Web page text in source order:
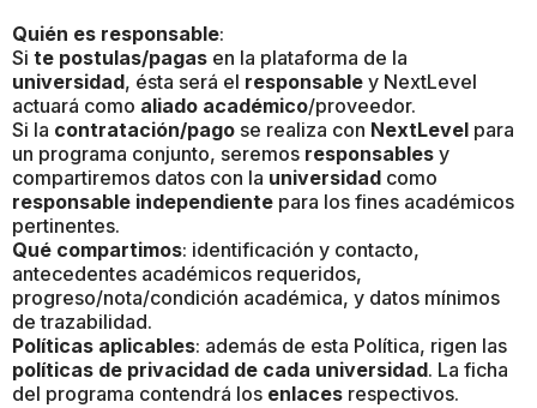
Quién es responsable:
Si te postulas/pagas en la plataforma de la
universidad, ésta será el responsable y NextLevel
actuará como aliado académico/proveedor.
Si la contratación/pago se realiza con NextLevel para
un programa conjunto, seremos responsables y
compartiremos datos con la universidad como
responsable independiente para los fines académicos
pertinentes.
Qué compartimos: identificación y contacto,
antecedentes académicos requeridos,
progreso/nota/condición académica, y datos mínimos
de trazabilidad.
Políticas aplicables: además de esta Política, rigen las
políticas de privacidad de cada universidad. La ficha
del programa contendrá los enlaces respectivos.